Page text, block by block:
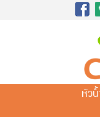
หัว